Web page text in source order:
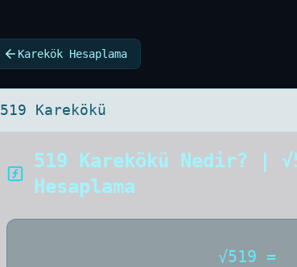
Karekök Hesaplama
519 Karekökü
519 Karekökü Nedir? |
Hesaplama
√519 =